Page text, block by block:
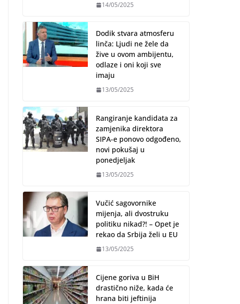
14/05/2025
Dodik stvara atmosferu
linča: Ljudi ne žele da
žive u ovom ambijentu,
odlaze i oni koji sve
imaju
13/05/2025
Rangiranje kandidata za
zamjenika direktora
SIPA-e ponovo odgođeno,
novi pokušaj u
ponedjeljak
13/05/2025
Vučić sagovornike
mijenja, ali dvostruku
politiku nikad?! – Opet je
rekao da Srbija želi u EU
13/05/2025
Cijene goriva u BiH
drastično niže, kada će
hrana biti jeftinija